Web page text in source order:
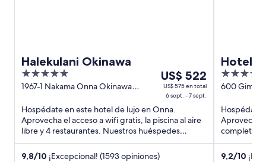
Halekulani Okinawa
5
out
5
1967-1 Nakama Onna Okinawa
Del
6
sept
al
7
sept,
US$ 522
US$ 575 en total
6 sept. - 7 sept.
Hospédate en este hotel de lujo en Onna.
Aprovecha el acceso a wifi gratis, la piscina al aire
libre y 4 restaurantes. Nuestros huéspedes
destacan la atención ...
9,8/10 ¡Excepcional! (1593 opiniones)
Hotel
4.5
out
5
600 Gima
Hospédate
Aprovecha
completo y
destacan la
9,2/10